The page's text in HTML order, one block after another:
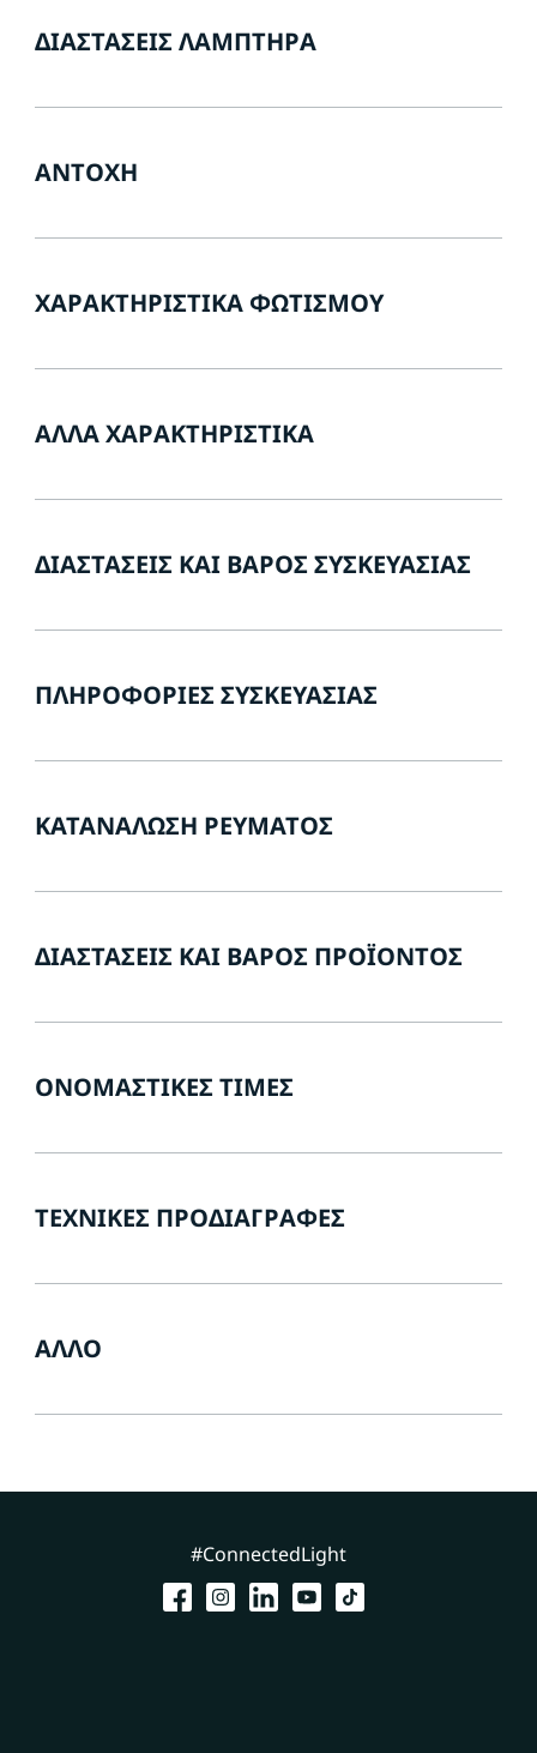
ΔΙΑΣΤΆΣΕΙΣ ΛΑΜΠΤΉΡΑ
ΑΝΤΟΧΉ
ΧΑΡΑΚΤΗΡΙΣΤΙΚΆ ΦΩΤΙΣΜΟΎ
ΆΛΛΑ ΧΑΡΑΚΤΗΡΙΣΤΙΚΆ
ΔΙΑΣΤΆΣΕΙΣ ΚΑΙ ΒΆΡΟΣ ΣΥΣΚΕΥΑΣΊΑΣ
ΠΛΗΡΟΦΟΡΊΕΣ ΣΥΣΚΕΥΑΣΊΑΣ
ΚΑΤΑΝΆΛΩΣΗ ΡΕΎΜΑΤΟΣ
ΔΙΑΣΤΆΣΕΙΣ ΚΑΙ ΒΆΡΟΣ ΠΡΟΪΌΝΤΟΣ
ΟΝΟΜΑΣΤΙΚΈΣ ΤΙΜΈΣ
ΤΕΧΝΙΚΈΣ ΠΡΟΔΙΑΓΡΑΦΈΣ
ΆΛΛΟ
#ConnectedLight